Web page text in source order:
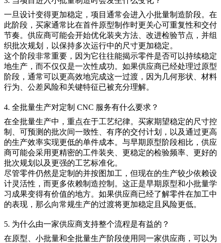
一旦设计变得更加稳定，项目通常会进入小批量制造阶段。在
此阶段，买家通常比在首件原型制作时更关心可重复性和交付
节奏。供应商可能会开始优化装夹方法、改进检验节点，并组
织批次规划，以保持多次运行中的尺寸更加稳定。
这个阶段非常重要，因为它往往能揭示零件是否可以持续稳定
地生产，而不仅仅是一次性成功。如果供应商已经处理过原型
阶段，通常可以更高效地完成这一过渡，因为几何形状、材料
行为、公差风险和关键特征已被充分理解。
4. 全批量生产对定制 CNC 服务有什么要求？
在全批量生产中，重点在于工艺纪律。买家期望稳定的尺寸控
制、可预测的批次间一致性、有序的交付计划，以及通过更高
的生产效率实现更低的单件成本。与早期原型阶段相比，供应
商可能会采用更精密的工件装夹、更稳定的检验频率、更好的
批次规划以及更强的工艺标准化。
尽管零件仍然是定制的并按图加工，但现在的生产较少依赖设
计灵活性，而更多依赖制造控制。这正是早期原型和小批量学
习成果变得有价值的地方。如果供应商已经了解零件在加工中
的表现，那么向常规生产的过渡将更加稳定且风险更低。
5. 为什么由一家供应商支持整个流程是有益的？
在原型、小批量和全批量生产阶段使用同一家供应商，可以为